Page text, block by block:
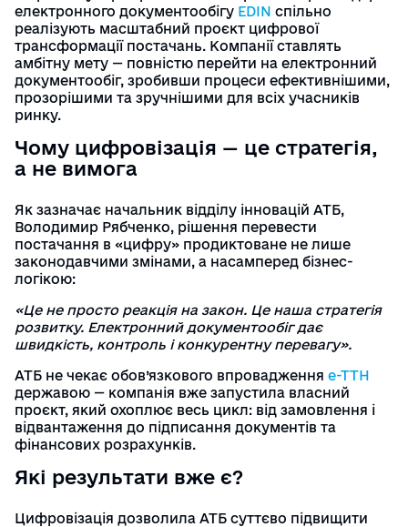
Наші партнери
Інструкції
Довідник торгівельних мереж
Тарифи
Отримати електронний підпис
Українська English
Вхід/Реєстрація
електронного документообігу EDIN спільно
реалізують масштабний проєкт цифрової
трансформації постачань. Компанії ставлять
амбітну мету — повністю перейти на електронний
документообіг, зробивши процеси ефективнішими,
прозорішими та зручнішими для всіх учасників
ринку.
Чому цифровізація — це стратегія,
а не вимога
Як зазначає начальник відділу інновацій АТБ,
Володимир Рябченко, рішення перевести
постачання в «цифру» продиктоване не лише
законодавчими змінами, а насамперед бізнес-
логікою:
«Це не просто реакція на закон. Це наша стратегія
розвитку. Електронний документообіг дає
швидкість, контроль і конкурентну перевагу».
АТБ не чекає обов’язкового впровадження е-ТТН
державою — компанія вже запустила власний
проєкт, який охоплює весь цикл: від замовлення і
відвантаження до підписання документів та
фінансових розрахунків.
Які результати вже є?
Цифровізація дозволила АТБ суттєво підвищити